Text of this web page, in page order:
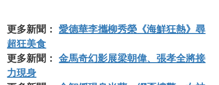
更多新聞：愛德華李攜柳秀榮《海鮮狂熱》尋
超狂美食
更多新聞：金馬奇幻影展梁朝偉、張孝全將接
力現身